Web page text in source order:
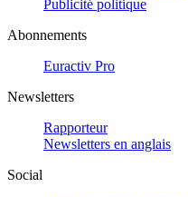
Publicité politique
Abonnements
Euractiv Pro
Newsletters
Rapporteur
Newsletters en anglais
Social